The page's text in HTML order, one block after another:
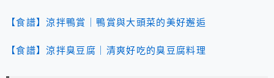
【食譜】涼拌鴨賞｜鴨賞與大頭菜的美好邂逅
【食譜】涼拌臭豆腐｜清爽好吃的臭豆腐料理